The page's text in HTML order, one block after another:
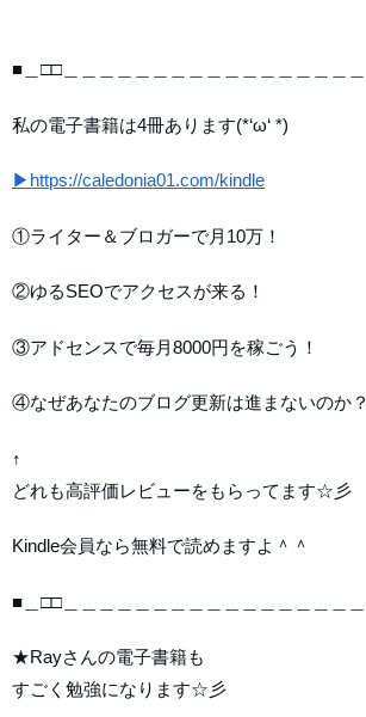
■＿□□＿＿＿＿＿＿＿＿＿＿＿＿＿＿＿＿＿
私の電子書籍は4冊あります(*‘ω‘ *)
▶https://caledonia01.com/kindle
①ライター＆ブロガーで月10万！
②ゆるSEOでアクセスが来る！
③アドセンスで毎月8000円を稼ごう！
④なぜあなたのブログ更新は進まないのか？
↑
どれも高評価レビューをもらってます☆彡
Kindle会員なら無料で読めますよ＾＾
■＿□□＿＿＿＿＿＿＿＿＿＿＿＿＿＿＿＿＿
★Rayさんの電子書籍も
すごく勉強になります☆彡